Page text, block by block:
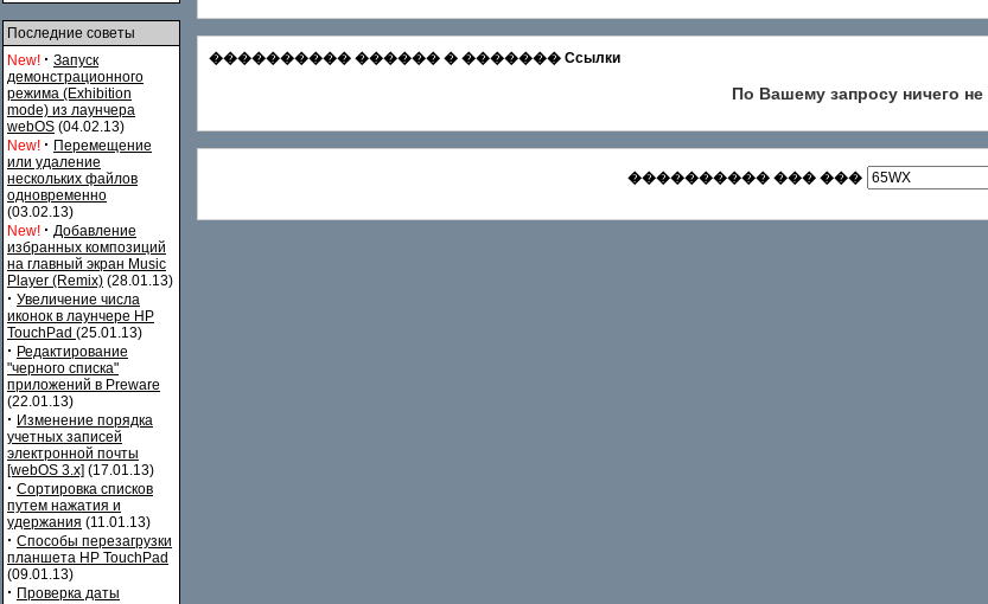
Последние советы
New! · Запуск
демонстрационного
режима (Exhibition
mode) из лаунчера
webOS (04.02.13)
New! · Перемещение
или удаление
нескольких файлов
одновременно
(03.02.13)
New! · Добавление
избранных композиций
на главный экран Music
Player (Remix) (28.01.13)
· Увеличение числа
иконок в лаунчере HP
TouchPad (25.01.13)
· Редактирование
"черного списка"
приложений в Preware
(22.01.13)
· Изменение порядка
учетных записей
электронной почты
[webOS 3.x] (17.01.13)
· Сортировка списков
путем нажатия и
удержания (11.01.13)
· Способы перезагрузки
планшета HP TouchPad
(09.01.13)
· Проверка даты
���������� ������ � ������� Ссылки
По Вашему запросу ничего не
���������� ��� ���